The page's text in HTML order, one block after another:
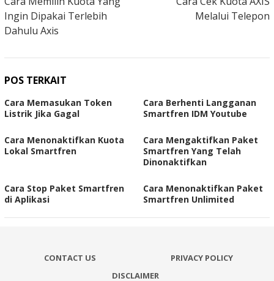
Ingin Dipakai Terlebih
Dahulu Axis
Melalui Telepon
POS TERKAIT
Cara Memasukan Token
Listrik Jika Gagal
Cara Berhenti Langganan
Smartfren IDM Youtube
Cara Menonaktifkan Kuota
Lokal Smartfren
Cara Mengaktifkan Paket
Smartfren Yang Telah
Dinonaktifkan
Cara Stop Paket Smartfren
di Aplikasi
Cara Menonaktifkan Paket
Smartfren Unlimited
CONTACT US
PRIVACY POLICY
DISCLAIMER